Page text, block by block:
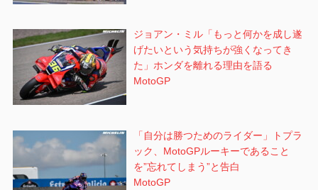
ジョアン・ミル「もっと何かを成し遂
げたいという気持ちが強くなってき
た」ホンダを離れる理由を語る
MotoGP
「自分は勝つためのライダー」トプラ
ック、MotoGPルーキーであること
を”忘れてしまう”と告白
MotoGP